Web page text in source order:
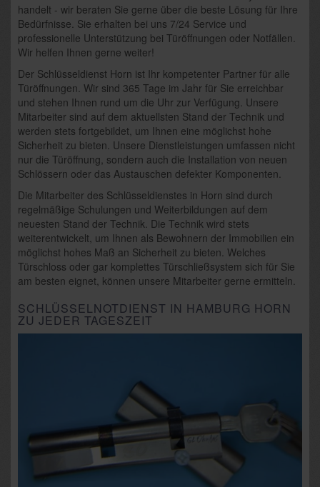
handelt - wir beraten Sie gerne über die beste Lösung für Ihre
Bedürfnisse. Sie erhalten bei uns 7/24 Service und
professionelle Unterstützung bei Türöffnungen oder Notfällen.
Wir helfen Ihnen gerne weiter!
Der Schlüsseldienst Horn ist Ihr kompetenter Partner für alle
Türöffnungen. Wir sind 365 Tage im Jahr für Sie erreichbar
und stehen Ihnen rund um die Uhr zur Verfügung. Unsere
Mitarbeiter sind auf dem aktuellsten Stand der Technik und
werden stets fortgebildet, um Ihnen eine möglichst hohe
Sicherheit zu bieten. Unsere Dienstleistungen umfassen nicht
nur die Türöffnung, sondern auch die Installation von neuen
Schlössern oder das Austauschen defekter Komponenten.
Die Mitarbeiter des Schlüsseldienstes in Horn sind durch
regelmäßige Schulungen und Weiterbildungen auf dem
neuesten Stand der Technik. Die Technik wird stets
weiterentwickelt, um Ihnen als Bewohnern der Immobilien ein
möglichst hohes Maß an Sicherheit zu bieten. Welches
Türschloss oder gar komplettes Türschließsystem sich für Sie
am besten eignet, können unsere Mitarbeiter gerne ermitteln.
SCHLÜSSELNOTDIENST IN HAMBURG HORN
ZU JEDER TAGESZEIT